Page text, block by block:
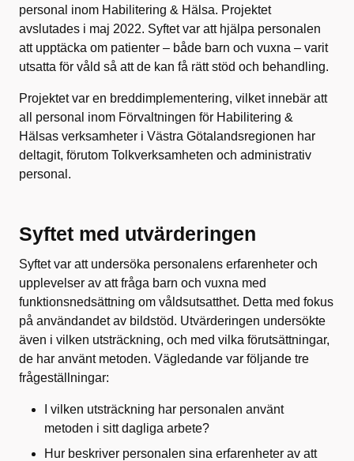
personal inom Habilitering & Hälsa. Projektet
avslutades i maj 2022. Syftet var att hjälpa personalen
att upptäcka om patienter – både barn och vuxna – varit
utsatta för våld så att de kan få rätt stöd och behandling.
Projektet var en breddimplementering, vilket innebär att
all personal inom Förvaltningen för Habilitering &
Hälsas verksamheter i Västra Götalandsregionen har
deltagit, förutom Tolkverksamheten och administrativ
personal.
Syftet med utvärderingen
Syftet var att undersöka personalens erfarenheter och
upplevelser av att fråga barn och vuxna med
funktionsnedsättning om våldsutsatthet. Detta med fokus
på användandet av bildstöd. Utvärderingen undersökte
även i vilken utsträckning, och med vilka förutsättningar,
de har använt metoden. Vägledande var följande tre
frågeställningar:
I vilken utsträckning har personalen använt
metoden i sitt dagliga arbete?
Hur beskriver personalen sina erfarenheter av att